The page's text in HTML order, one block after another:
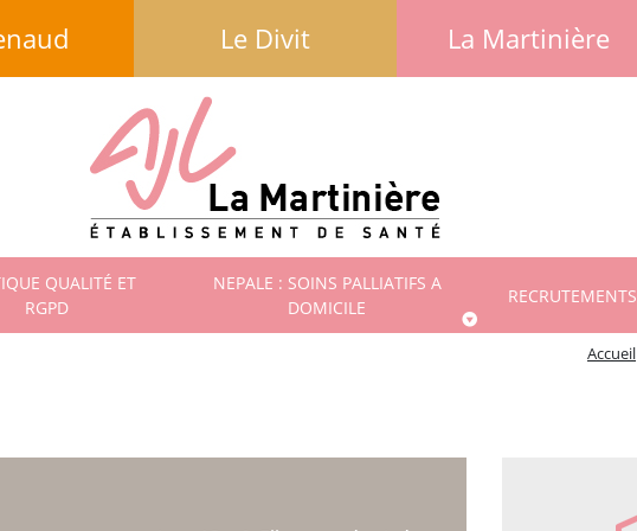
Le Divit La Martinière
QUALITÉ ET
RGPD
NEPALE : SOINS PALLIATIFS A
DOMICILE
RECRUTEMENTS
Accueil